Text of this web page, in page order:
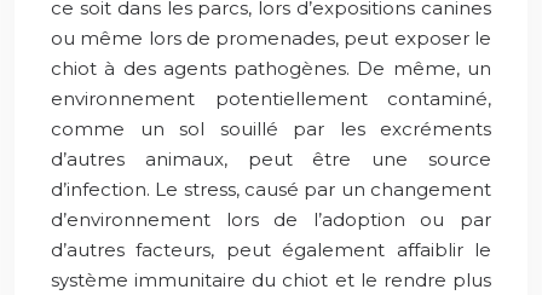
ce soit dans les parcs, lors d’expositions canines
ou même lors de promenades, peut exposer le
chiot à des agents pathogènes. De même, un
environnement potentiellement contaminé,
comme un sol souillé par les excréments
d’autres animaux, peut être une source
d’infection. Le stress, causé par un changement
d’environnement lors de l’adoption ou par
d’autres facteurs, peut également affaiblir le
système immunitaire du chiot et le rendre plus